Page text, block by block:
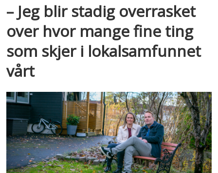
– Jeg blir stadig overrasket
over hvor mange fine ting
som skjer i lokalsamfunnet
vårt